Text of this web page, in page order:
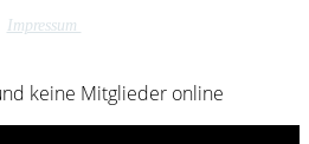
Impressum
keine Mitglieder online